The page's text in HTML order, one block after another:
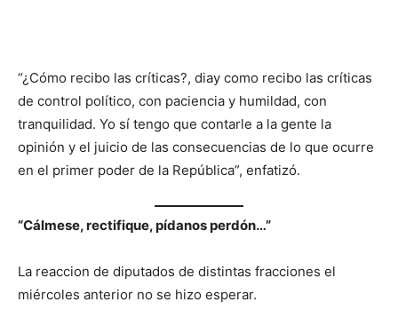
“¿Cómo recibo las críticas?, diay como recibo las críticas
de control político, con paciencia y humildad, con
tranquilidad. Yo sí tengo que contarle a la gente la
opinión y el juicio de las consecuencias de lo que ocurre
en el primer poder de la República”, enfatizó.
“Cálmese, rectifique, pídanos perdón…”
La reaccion de diputados de distintas fracciones el
miércoles anterior no se hizo esperar.